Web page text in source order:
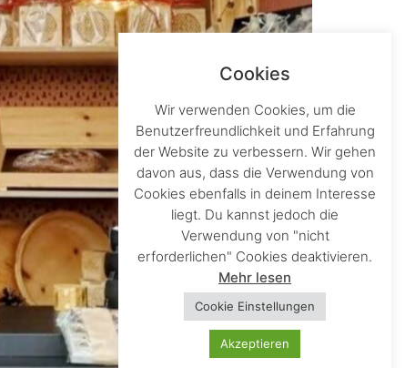
Cookies
Wir verwenden Cookies, um die
Benutzerfreundlichkeit und Erfahrung
der Website zu verbessern. Wir gehen
davon aus, dass die Verwendung von
Cookies ebenfalls in deinem Interesse
liegt. Du kannst jedoch die
Verwendung von "nicht
erforderlichen" Cookies deaktivieren.
Mehr lesen
Cookie Einstellungen
Akzeptieren